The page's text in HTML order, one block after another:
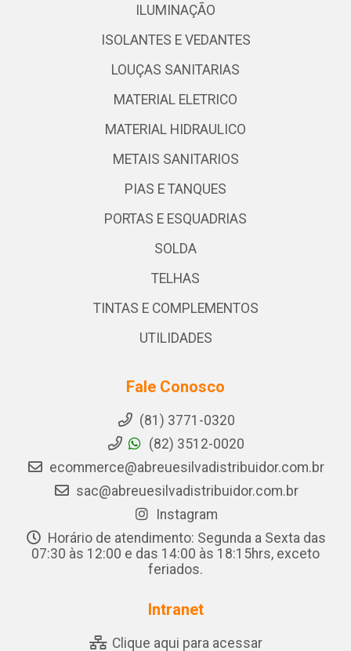
ILUMINAÇÃO
ISOLANTES E VEDANTES
LOUÇAS SANITARIAS
MATERIAL ELETRICO
MATERIAL HIDRAULICO
METAIS SANITARIOS
PIAS E TANQUES
PORTAS E ESQUADRIAS
SOLDA
TELHAS
TINTAS E COMPLEMENTOS
UTILIDADES
Fale Conosco
(81) 3771-0320
(82) 3512-0020
ecommerce@abreuesilvadistribuidor.com.br
sac@abreuesilvadistribuidor.com.br
Instagram
Horário de atendimento: Segunda a Sexta das
07:30 às 12:00 e das 14:00 às 18:15hrs, exceto
feriados.
Intranet
Clique aqui para acessar